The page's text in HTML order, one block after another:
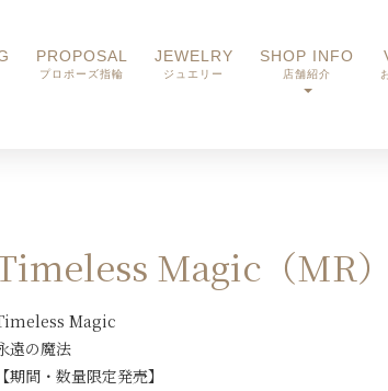
PROPOSAL
プロポーズ指輪
JEWELRY
ジュエリー
SHOP INFO
店舗紹介
Magic（MR
Magic
遠の魔法
【期間・数量限定発売】